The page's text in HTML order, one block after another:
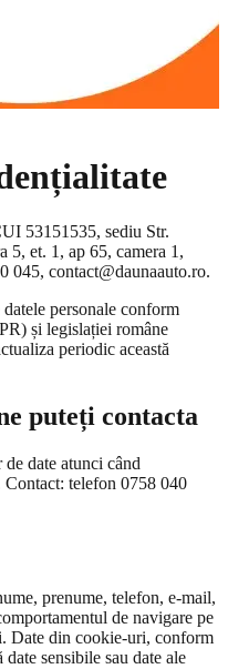
53151535, sediu Str.
5, et. 1, ap 65, camera 1,
045, contact@daunaauto.ro.
personale conform
și legislației române
periodic această
puteți contacta
date atunci când
Contact: telefon 0758 040
prenume, telefon, e-mail,
de navigare pe
Date din cookie-uri, conform
sensibile sau date ale